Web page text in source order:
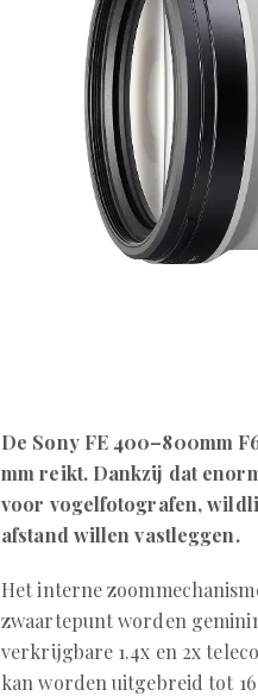
De Sony FE 400–800mm
mm reikt. Dankzij dat
voor vogelfotografen,
afstand willen vastleggen.
Het interne
zwaartepunt worden
verkrijgbare 1.4x en 2x
kan worden uitgebreid tot